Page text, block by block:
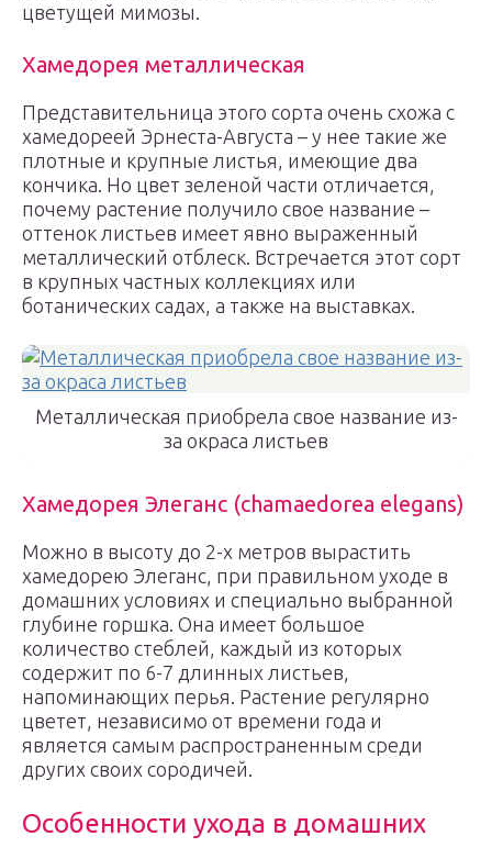
цветущей мимозы.
Хамедорея металлическая
Представительница этого сорта очень схожа с
хамедореей Эрнеста-Августа – у нее такие же
плотные и крупные листья, имеющие два
кончика. Но цвет зеленой части отличается,
почему растение получило свое название –
оттенок листьев имеет явно выраженный
металлический отблеск. Встречается этот сорт
в крупных частных коллекциях или
ботанических садах, а также на выставках.
Металлическая приобрела свое название из-
за окраса листьев
Хамедорея Элеганс (chamaedorea elegans)
Можно в высоту до 2-х метров вырастить
хамедорею Элеганс, при правильном уходе в
домашних условиях и специально выбранной
глубине горшка. Она имеет большое
количество стеблей, каждый из которых
содержит по 6-7 длинных листьев,
напоминающих перья. Растение регулярно
цветет, независимо от времени года и
является самым распространенным среди
других своих сородичей.
Особенности ухода в домашних